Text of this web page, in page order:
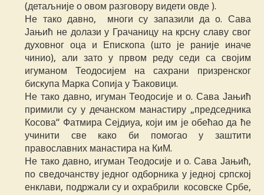
(детаљније о овом разговору видети овде ).
Не тако давно, многи су запазили да о. Сава
Јањић не долази у Грачаницу на крсну славу свог
духовног оца и Епископа (што је раније иначе
чинио), али зато у првом реду седи са својим
игуманом Теодосијем на сахрани призренског
бискупа Марка Сопија у Ђаковици.
Не тако давно, игуман Теодосије и о. Сава Јањић
примили су у дечанском манастиру „председника
Косова“ Фатмира Сејдиуа, који им је обећао да ће
учинити све како би помогао у заштити
православних манастира на КиМ.
Не тако давно, игуман Теодосије и о. Сава Јањић,
по сведочанству једног одборника у једној српској
енклави, подржали су и охрабрили косовске Србе,